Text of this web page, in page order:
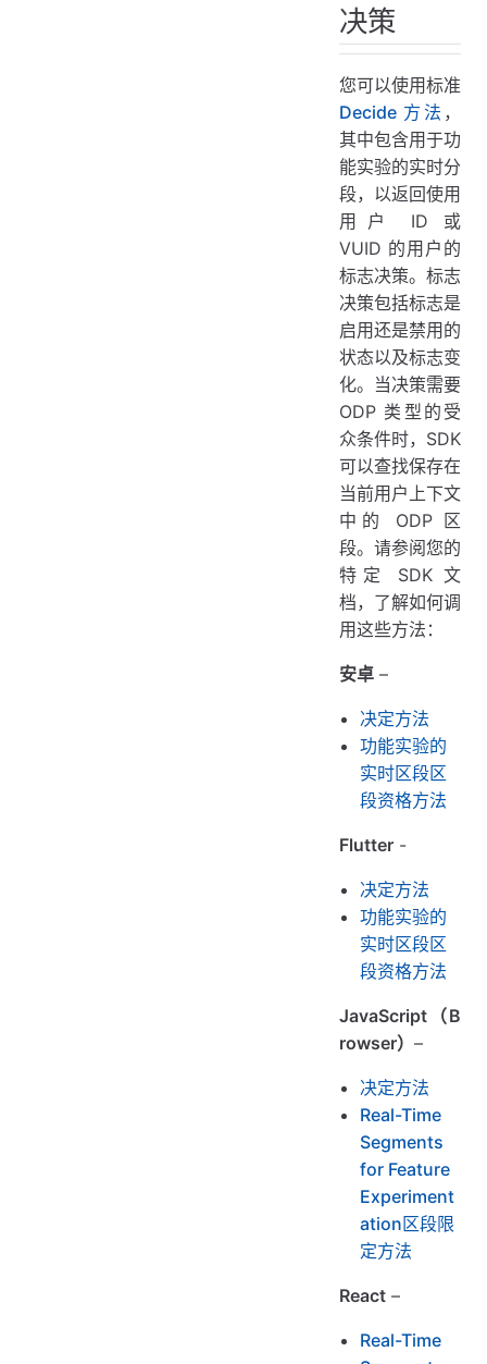
决策
您可以使用标准
Decide 方法 ，
其中包含用于功
能实验的实时分
段，以返回使用
用户 ID 或
VUID 的用户的
标志决策。标志
决策包括标志是
启用还是禁用的
状态以及标志变
化。当决策需要
ODP 类型的受
众条件时，SDK
可以查找保存在
当前用户上下文
中的 ODP 区
段。请参阅您的
特定 SDK 文
档，了解如何调
用这些方法：
安卓 –
决定方法
功能实验的
实时区段区
段资格方法
Flutter -
决定方法
功能实验的
实时区段区
段资格方法
JavaScript（B
rowser） –
决定方法
Real-Time
Segments
for Feature
Experiment
ation区段限
定方法
React –
Real-Time